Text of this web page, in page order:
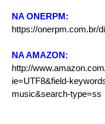
NA ONERPM:
https://onerpm.com.br/
NA AMAZON:
http://
ie=UTF8&field-
music&search-type=ss